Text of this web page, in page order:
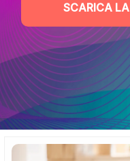
SCARICA